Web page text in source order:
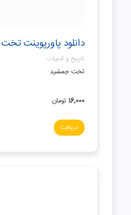
دانلود پاورپوینت
تاریخ و ادبیات
تخت جمشید
16,000 تومان
دریافت